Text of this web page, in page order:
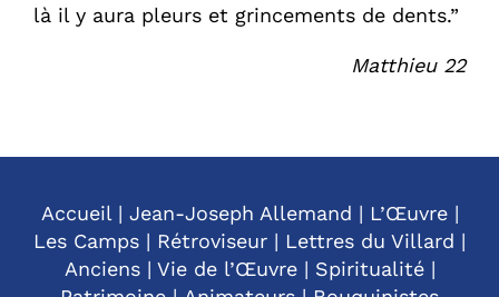
là il y aura pleurs et grincements de dents.”
Matthieu 22
Accueil| Jean-Joseph Allemand | L’Œuvre|
Les Camps | Rétroviseur | Lettres du Villard |
Anciens| Vie de l’Œuvre| Spiritualité|